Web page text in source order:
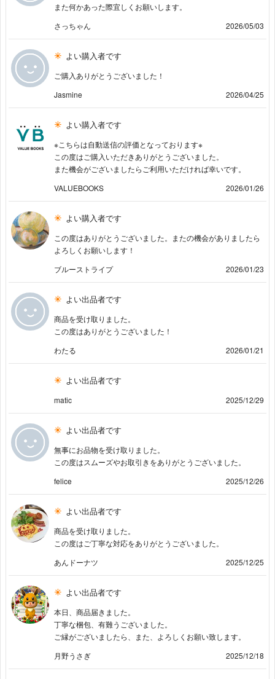
また何かあった際宜しくお願いします。
さっちゃん
2026/05/03
よい購入者です
ご購入ありがとうございました！
Jasmine
2026/04/25
よい購入者です
※こちらは自動送信の評価となっております※
この度はご購入いただきありがとうございました。
また機会がございましたらご利用いただければ幸いです。
VALUEBOOKS
2026/01/26
よい購入者です
この度はありがとうございました。またの機会がありましたら
よろしくお願いします！
ブルーストライプ
2026/01/23
よい出品者です
商品を受け取りました。
この度はありがとうございました！
わたる
2026/01/21
よい出品者です
matic 2025/12/29
よい出品者です
無事にお品物を受け取りました。
この度はスムーズやお取引きをありがとうございました。
felice
2025/12/26
よい出品者です
商品を受け取りました。
この度はご丁寧な対応をありがとうございました。
あんドーナツ
2025/12/25
よい出品者です
本日、商品届きました。
丁寧な梱包、有難うございました。
ご縁がございましたら、また、よろしくお願い致します。
月野うさぎ
2025/12/18